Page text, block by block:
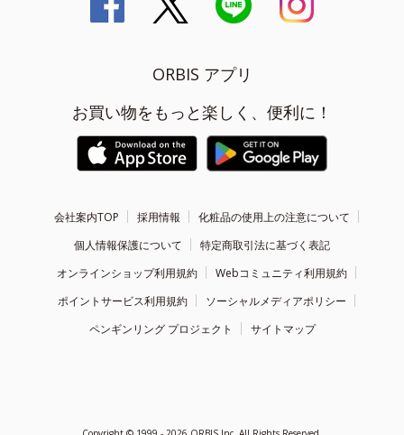
ORBIS アプリ
お買い物をもっと楽しく、便利に！
会社案内TOP 採用情報
化粧品の使用上の注意について
個人情報保護について
特定商取引法に基づく表記
オンラインショップ利用規約
Webコミュニティ利用規約
ポイントサービス利用規約
ソーシャルメディアポリシー
ペンギンリング プロジェクト
サイトマップ